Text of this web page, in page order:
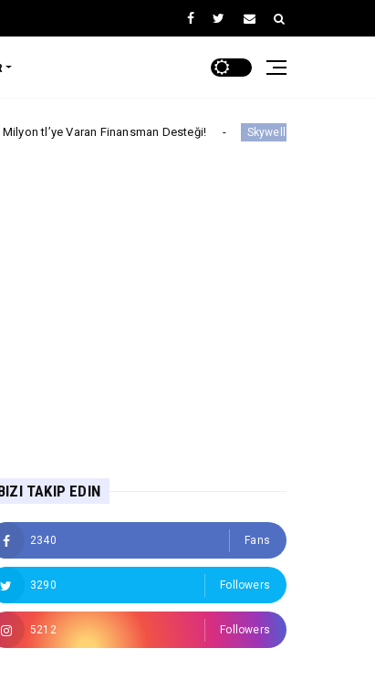
Finansman Desteği! Skywell Skywell'den Açıklama
TAKIP EDIN
2340 Fans
3290 Followers
5212 Followers